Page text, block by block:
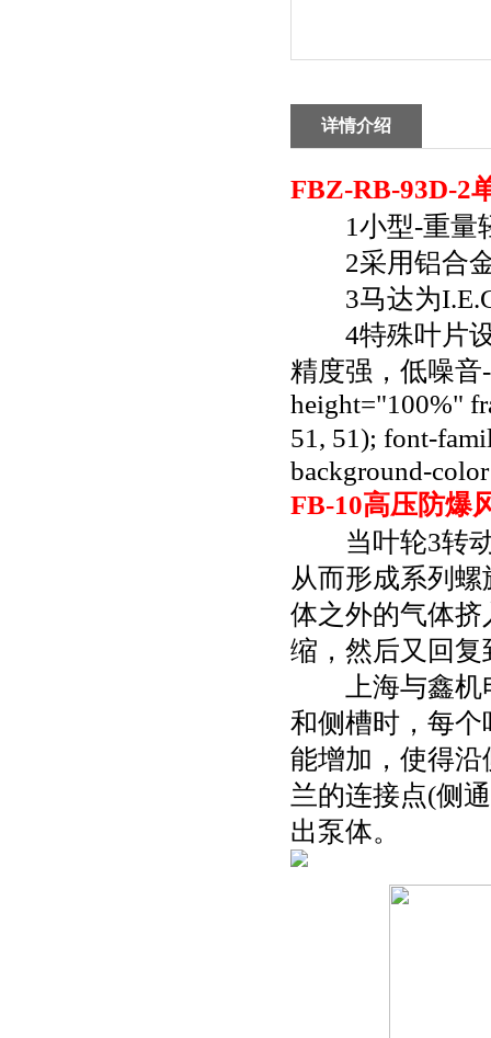
详情介绍
FBZ-RB-93D-2
1小型-重量轻
2采用铝合金
3马达为I.E.C.
4特殊叶片设
精度强，低噪音
height="100%"
51, 51); font-
background-
FB-10高压防爆
当叶轮3转动
从而形成系列
体之外的气体
缩，然后又回
上海与鑫机电
和侧槽时，每
能增加，使得
兰的连接点(侧
出泵体。